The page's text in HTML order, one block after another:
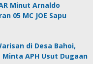
Minut Arnaldo
05 MC JOE Sapu
di Desa Bahoi,
APH Usut Dugaan